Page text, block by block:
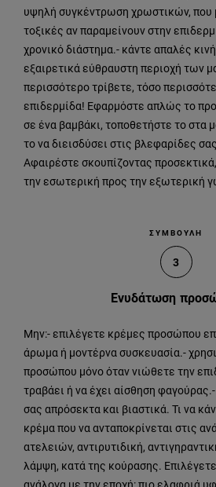
υψηλή συγκέντρωση χρωστικών, που
τοξικές αν παραμείνουν στην
χρονικό διάστημα.- κάντε απαλές
εξαιρετικά εύθραυστη περιοχή των
περισσότερο τρίβετε, τόσο
επιδερμίδα! Εφαρμόστε απλώς το
σε ένα βαμβάκι, τοποθετήστε το στα
το να διεισδύσει στις βλεφαρίδες
Αφαιρέστε σκουπίζοντας
την εσωτερική προς την εξωτερική
ΣΥΜΒΟΥΛΗ
3
Ενυδάτωση
Μην:- επιλέγετε κρέμες προσώπου
άρωμα ή μοντέρνα συσκευασία.-
προσώπου μόνο όταν νιώθετε την
τραβάει ή να έχει αίσθηση
σας απρόσεκτα και βιαστικά. Τι να
κρέμα που να ανταποκρίνεται στις
ατελειών, αντιρυτιδική,
λάμψη, κατά της κούρασης.